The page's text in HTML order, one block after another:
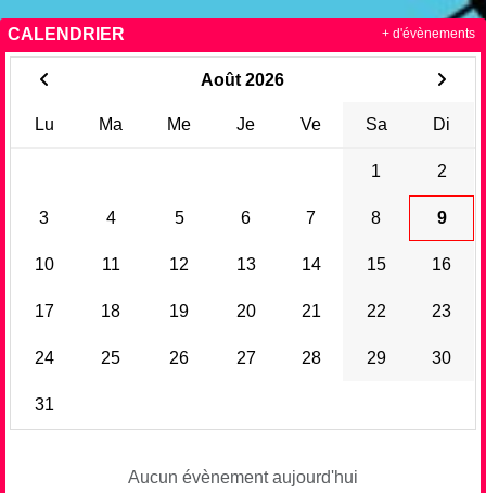
CALENDRIER
Août 2026
Lu Ma Me Je Ve Sa Di
1 2
3 4 5 6 7 8 9
10 11 12 13 14 15 16
17 18 19 20 21 22 23
24 25 26 27 28 29 30
31
Aucun évènement aujourd'hui
+ d'évènements